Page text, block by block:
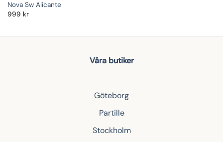
Nova Sw Alicante
999 kr
Våra butiker
Göteborg
Partille
Stockholm